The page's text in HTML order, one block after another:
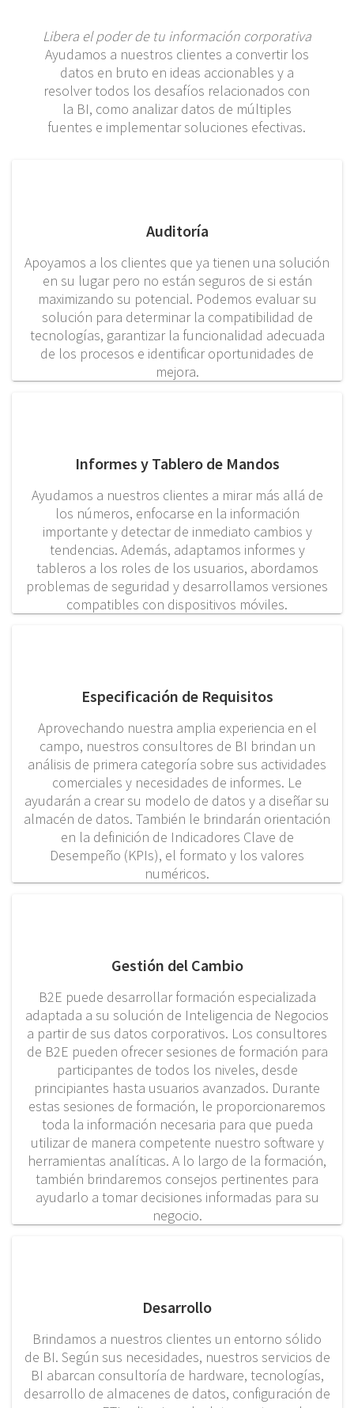
Libera el poder de tu información corporativa
Ayudamos a nuestros clientes a convertir los
datos en bruto en ideas accionables y a
resolver todos los desafíos relacionados con
la BI, como analizar datos de múltiples
fuentes e implementar soluciones efectivas.
Auditoría
Apoyamos a los clientes que ya tienen una solución
en su lugar pero no están seguros de si están
maximizando su potencial. Podemos evaluar su
solución para determinar la compatibilidad de
tecnologías, garantizar la funcionalidad adecuada
de los procesos e identificar oportunidades de
mejora.
Informes y Tablero de Mandos
Ayudamos a nuestros clientes a mirar más allá de
los números, enfocarse en la información
importante y detectar de inmediato cambios y
tendencias. Además, adaptamos informes y
tableros a los roles de los usuarios, abordamos
problemas de seguridad y desarrollamos versiones
compatibles con dispositivos móviles.
Especificación de Requisitos
Aprovechando nuestra amplia experiencia en el
campo, nuestros consultores de BI brindan un
análisis de primera categoría sobre sus actividades
comerciales y necesidades de informes. Le
ayudarán a crear su modelo de datos y a diseñar su
almacén de datos. También le brindarán orientación
en la definición de Indicadores Clave de
Desempeño (KPIs), el formato y los valores
numéricos.
Gestión del Cambio
B2E puede desarrollar formación especializada
adaptada a su solución de Inteligencia de Negocios
a partir de sus datos corporativos. Los consultores
de B2E pueden ofrecer sesiones de formación para
participantes de todos los niveles, desde
principiantes hasta usuarios avanzados. Durante
estas sesiones de formación, le proporcionaremos
toda la información necesaria para que pueda
utilizar de manera competente nuestro software y
herramientas analíticas. A lo largo de la formación,
también brindaremos consejos pertinentes para
ayudarlo a tomar decisiones informadas para su
negocio.
Desarrollo
Brindamos a nuestros clientes un entorno sólido
de BI. Según sus necesidades, nuestros servicios de
BI abarcan consultoría de hardware, tecnologías,
desarrollo de almacenes de datos, configuración de